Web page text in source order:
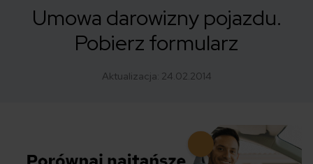
Umowa darowizny pojazdu.
Pobierz formularz
Aktualizacja: 24.02.2014